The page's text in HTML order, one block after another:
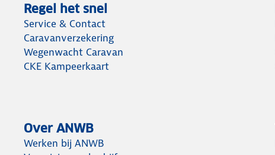
Regel het snel
Service & Contact
Caravanverzekering
Wegenwacht Caravan
CKE Kampeerkaart
Over ANWB
Werken bij ANWB